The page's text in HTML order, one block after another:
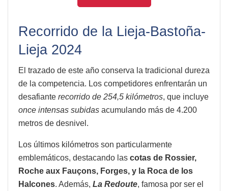
Recorrido de la Lieja-Bastoña-
Lieja 2024
El trazado de este año conserva la tradicional dureza
de la competencia. Los competidores enfrentarán un
desafiante recorrido de 254,5 kilómetros, que incluye
once intensas subidas acumulando más de 4.200
metros de desnivel.
Los últimos kilómetros son particularmente
emblemáticos, destacando las cotas de Rossier,
Roche aux Fauçons, Forges, y la Roca de los
Halcones. Además, La Redoute, famosa por ser el